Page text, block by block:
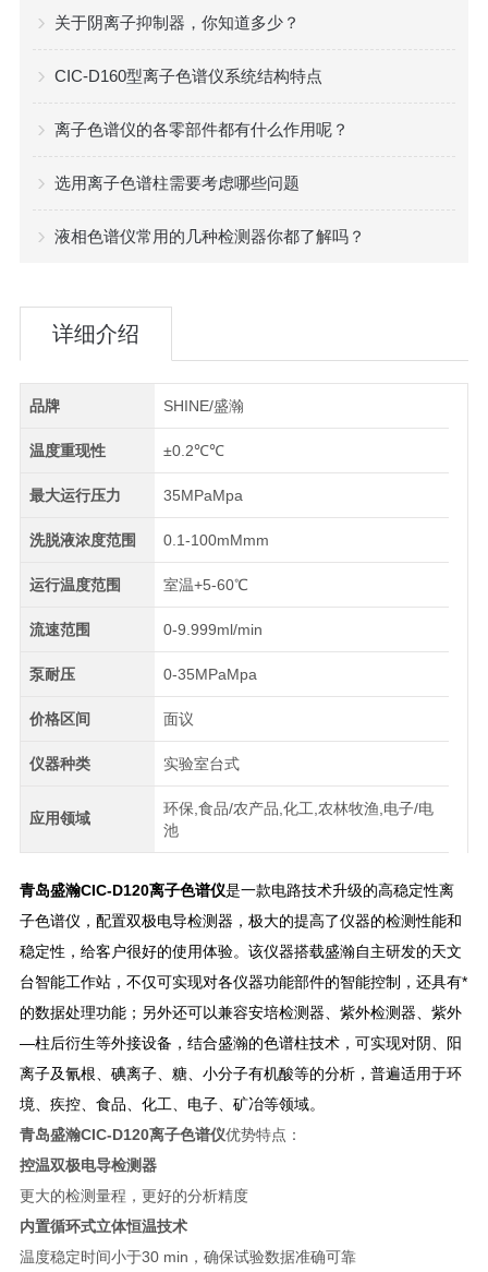
关于阴离子抑制器，你知道多少？
CIC-D160型离子色谱仪系统结构特点
离子色谱仪的各零部件都有什么作用呢？
选用离子色谱柱需要考虑哪些问题
液相色谱仪常用的几种检测器你都了解吗？
详细介绍
品牌 SHINE/盛瀚
温度重现性 ±0.2℃℃
最大运行压力 35MPaMpa
洗脱液浓度范围 0.1-100mMmm
运行温度范围 室温+5-60℃
流速范围 0-9.999ml/min
泵耐压 0-35MPaMpa
价格区间 面议
仪器种类 实验室台式
应用领域
环保,食品/农产品,化工,农林牧渔,电子/电
池
青岛盛瀚CIC-D120离子色谱仪是一款电路技术升级的高稳定性离
子色谱仪，配置双极电导检测器，极大的提高了仪器的检测性能和
稳定性，给客户很好的使用体验。该仪器搭载盛瀚自主研发的天文
台智能工作站，不仅可实现对各仪器功能部件的智能控制，还具有*
的数据处理功能；另外还可以兼容安培检测器、紫外检测器、紫外
—柱后衍生等外接设备，结合盛瀚的色谱柱技术，可实现对阴、阳
离子及氰根、碘离子、糖、小分子有机酸等的分析，普遍适用于环
境、疾控、食品、化工、电子、矿冶等领域。
青岛盛瀚CIC-D120离子色谱仪优势特点：
控温双极电导检测器
更大的检测量程，更好的分析精度
内置循环式立体恒温技术
温度稳定时间小于30 min，确保试验数据准确可靠